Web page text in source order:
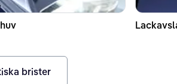
brister